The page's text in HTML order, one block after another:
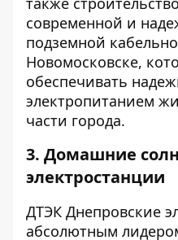
современной и
подземной
Новомосковске,
обеспечивать
электропитанием
части города.
3. Домашние
электростанции
ДТЭК Днепровские
абсолютным